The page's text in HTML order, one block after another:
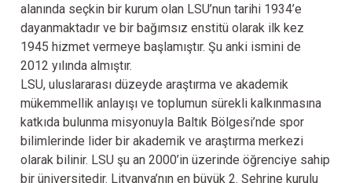
alanında seçkin bir kurum olan LSU’nun tarihi 1934’e
dayanmaktadır ve bir bağımsız enstitü olarak ilk kez
1945 hizmet vermeye başlamıştır. Şu anki ismini de
2012 yılında almıştır.
LSU, uluslararası düzeyde araştırma ve akademik
mükemmellik anlayışı ve toplumun sürekli kalkınmasına
katkıda bulunma misyonuyla Baltık Bölgesi’nde spor
bilimlerinde lider bir akademik ve araştırma merkezi
olarak bilinir. LSU şu an 2000’in üzerinde öğrenciye sahip
bir üniversitedir. Litvanya’nın en büyük 2. Şehrine kurulu